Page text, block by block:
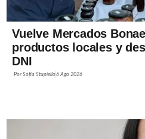
Vuelve Mercados
productos locales y
DNI
PorSofía Stupiello6 Ago 2026